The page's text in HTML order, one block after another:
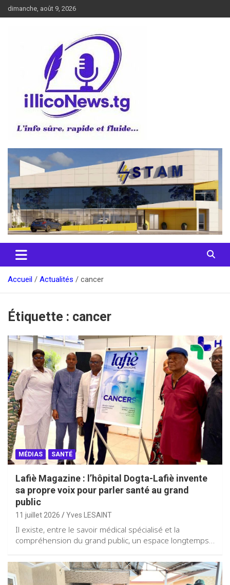
Aller
au
dimanche, août 9, 2026
illiconews
Accueil Actualités cancer
Étiquette : cancer
MÉDIAS SANTÉ
Lafiè Magazine : l’hôpital Dogta-Lafiè invente
sa propre voix pour parler santé au grand
public
11 juillet 2026 Yves LESAINT
Il existe, entre le savoir médical spécialisé et la
compréhension du grand public, un espace longtemps…